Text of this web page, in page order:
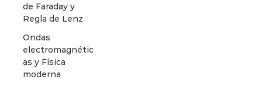
de Faraday y
Regla de Lenz
Ondas
electromagnétic
as y Física
moderna